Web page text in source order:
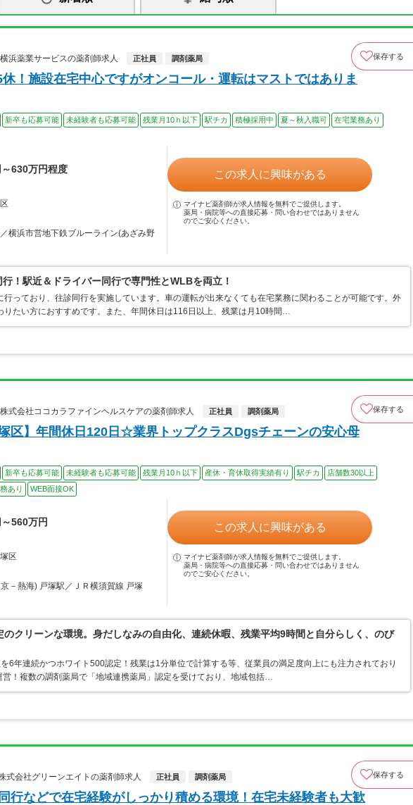
浜薬業サービスの薬剤師求人
正社員 調剤薬局 保存する
休！施設在宅中心ですがオンコール・運転はマストではありま
新卒も応募可能 未経験者も応募可能 残業月10ｈ以下 駅チカ 積極採用中 夏～秋入職可
在宅業務あり
～630万円程度
横浜市営地下鉄ブルーライン(あざみ野
この求人に興味がある
マイナビ薬剤師が求人情報を無料でご提供します。
薬局・病院等への直接応募・問い合わせではありません
のでご安心ください。
！駅近＆ドライバー同行で専門性とWLBを両立！
行っており、往診同行を実施しています。車の運転が出来なくても在宅業務に関わることが可能です。外
りたい方におすすめです。また、年間休日は116日以上、残業は月10時間…
式会社ココカラファインヘルスケアの薬剤師求人
正社員 調剤薬局 保存する
区】年間休日120日☆業界トップクラスDgsチェーンの安心母
新卒も応募可能 未経験者も応募可能 残業月10ｈ以下 産休・育休取得実績有り 駅チカ
店舗数30以上
あり WEB面接OK
～560万円
区
－熱海) 戸塚駅／ＪＲ横須賀線 戸塚
この求人に興味がある
マイナビ薬剤師が求人情報を無料でご提供します。
薬局・病院等への直接応募・問い合わせではありません
のでご安心ください。
のクリーンな環境。身だしなみの自由化、連続休暇、残業平均9時間と自分らしく、のび
6年連続かつホワイト500認定！残業は1分単位で計算する等、従業員の満足度向上にも注力されており
営！複数の調剤薬局で「地域連携薬局」認定を受けており、地域包括…
会社グリーンエイトの薬剤師求人
正社員 調剤薬局 保存する
行などで在宅経験がしっかり積める環境！在宅未経験者も大歓